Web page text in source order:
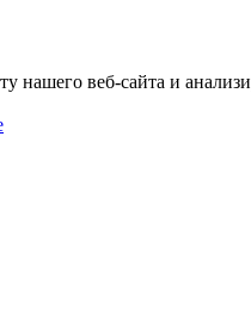
веб-сайта и